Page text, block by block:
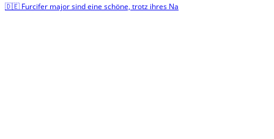
🇩🇪 Furcifer major sind eine schöne, trotz ihres Na